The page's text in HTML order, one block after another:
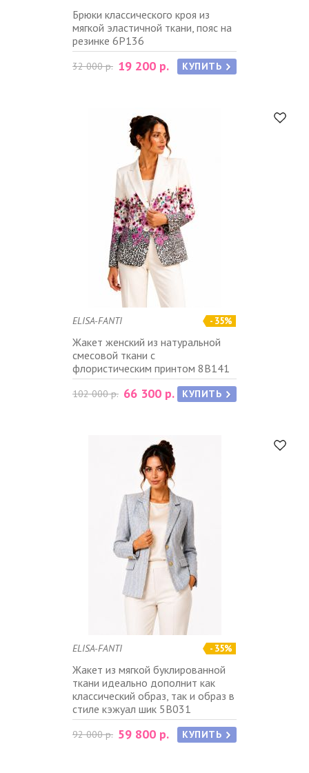
Брюки классического кроя из
мягкой эластичной ткани, пояс на
резинке 6P136
32 000 р. 19 200 р. КУПИТЬ
- 35%
ELISA-FANTI
Жакет женский из натуральной
смесовой ткани с
флористическим принтом 8B141
102 000 р. 66 300 р. КУПИТЬ
- 35%
ELISA-FANTI
Жакет из мягкой буклированной
ткани идеально дополнит как
классический образ, так и образ в
стиле кэжуал шик 5B031
92 000 р. 59 800 р. КУПИТЬ